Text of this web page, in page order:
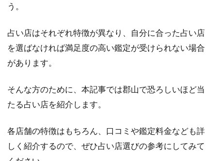
う。
占い店はそれぞれ特徴が異なり、自分に合った占い店
を選ばなければ満足度の高い鑑定が受けられない場合
があります。
そんな方のために、本記事では郡山で恐ろしいほど当
たる占い店を紹介します。
各店舗の特徴はもちろん、口コミや鑑定料金なども詳
しく紹介するので、ぜひ占い店選びの参考にしてみて